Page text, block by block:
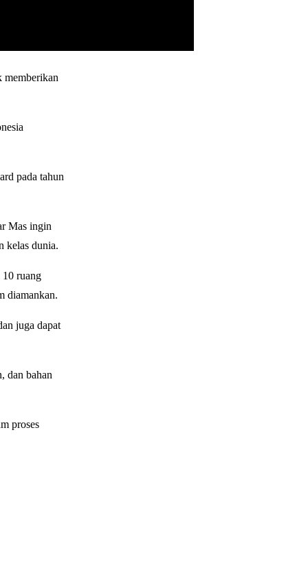
memberikan
pada tahun
Mas ingin
kelas dunia.
10 ruang
diamankan.
juga dapat
dan bahan
proses